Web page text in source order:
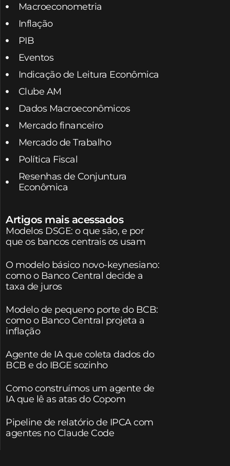
Macroeconometria
Inflação
PIB
Eventos
Indicação de Leitura Econômica
Clube AM
Dados Macroeconômicos
Mercado financeiro
Mercado de Trabalho
Política Fiscal
Resenhas de Conjuntura
Econômica
Artigos mais acessados
Modelos DSGE: o que são, e por
que os bancos centrais os usam
O modelo básico novo-keynesiano:
como o Banco Central decide a
taxa de juros
Modelo de pequeno porte do BCB:
como o Banco Central projeta a
inflação
Agente de IA que coleta dados do
BCB e do IBGE sozinho
Como construímos um agente de
IA que lê as atas do Copom
Pipeline de relatório de IPCA com
agentes no Claude Code